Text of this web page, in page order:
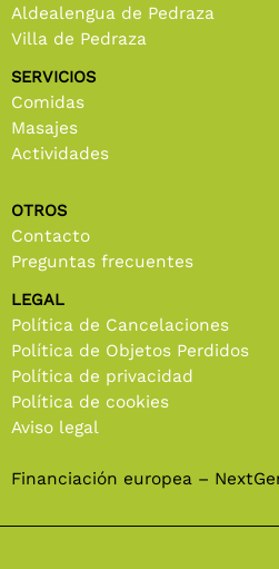
Aldealengua de Pedraza
Villa de Pedraza
SERVICIOS
Comidas
Masajes
Actividades
OTROS
Contacto
Preguntas frecuentes
LEGAL
Política de Cancelaciones
Política de Objetos Perdidos
Política de privacidad
Política de cookies
Aviso legal
Financiación europea –